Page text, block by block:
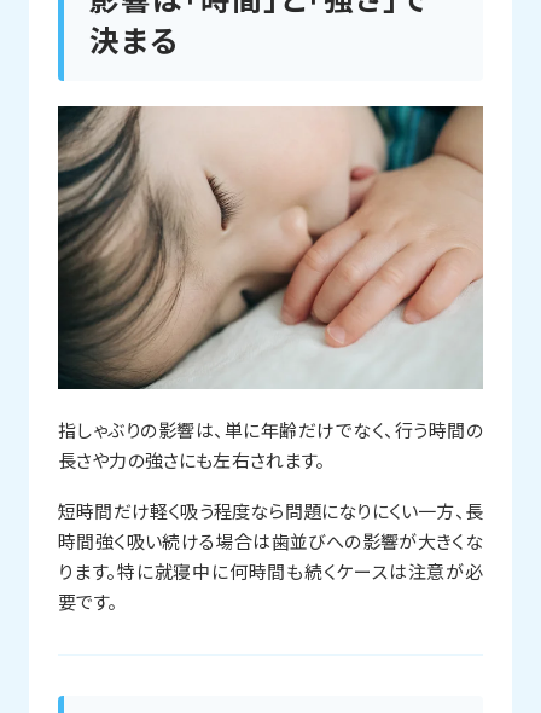
決まる
指しゃぶりの影響は、単に年齢だけでなく、行う時間の
長さや力の強さにも左右されます。
短時間だけ軽く吸う程度なら問題になりにくい一方、長
時間強く吸い続ける場合は歯並びへの影響が大きくな
ります。特に就寝中に何時間も続くケースは注意が必
要です。